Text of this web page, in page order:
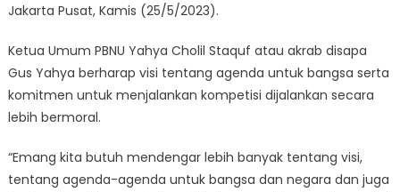
Jakarta Pusat, Kamis (25/5/2023).
Ketua Umum PBNU Yahya Cholil Staquf atau akrab disapa
Gus Yahya berharap visi tentang agenda untuk bangsa serta
komitmen untuk menjalankan kompetisi dijalankan secara
lebih bermoral.
“Emang kita butuh mendengar lebih banyak tentang visi,
tentang agenda-agenda untuk bangsa dan negara dan juga